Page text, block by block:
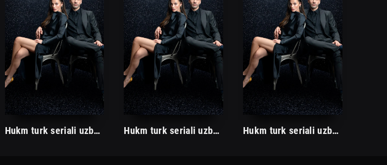
Hukm turk seriali uzbek tilida /Хукм турк сериали ўзбек тилида/ 203. 204. 205. 206. 207. 208. 209. 210. 211. 212. 213. 214. 215 barcha qismlari. Hukm turk seriali uzbek tilida /Хукм турк сериали ўзбек тилида/ 203. 204. 205. 206. 207. 208. 209. 210. 211. 212. 213. 214. 215 barcha qismlari. Hukm turk seriali uzbek tilida /Хукм турк сериали ўзбек тилида/ 203. 204. 205. 206. 207. 208. 209. 210. 211. 212. 213. 214. 215 barcha qismlari.